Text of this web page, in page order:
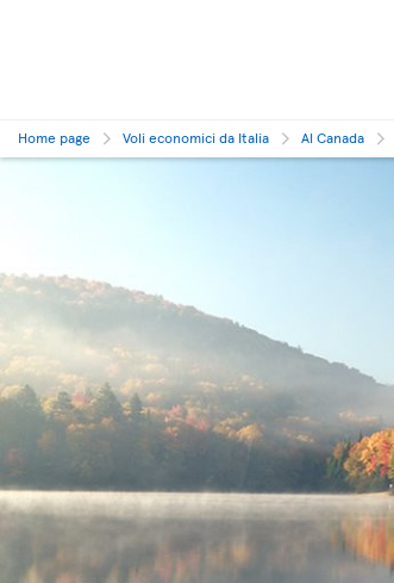
Home page Voli economici da Italia Al Canada